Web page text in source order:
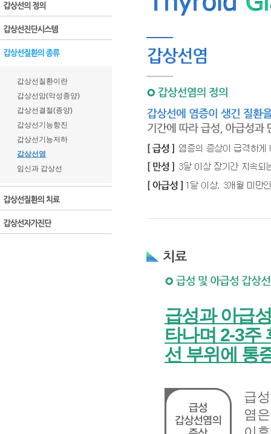
갑상선질환이란
갑상선암(악성종양)
갑상선결절(종양)
갑상선기능항진
갑상선기능저하
갑상선염
임신과 갑상선
급성과 아급
타나며 2-3주
선 부위에 통
급
염